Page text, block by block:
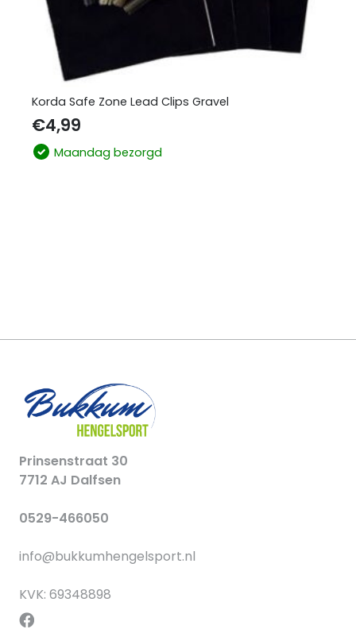
Korda Safe Zone Lead Clips Gravel
€4,99
Maandag bezorgd
Prinsenstraat 30
7712 AJ Dalfsen
0529-466050
info@bukkumhengelsport.nl
KVK: 69348898